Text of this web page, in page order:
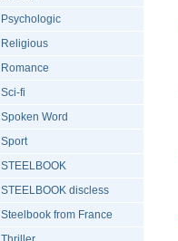
Psychologic
Religious
Romance
Sci-fi
Spoken Word
Sport
STEELBOOK
STEELBOOK discless
Steelbook from France